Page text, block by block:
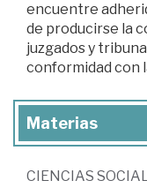
encuentre
de producirse la
juzgados y
conformidad con
Materias
CIENCIAS